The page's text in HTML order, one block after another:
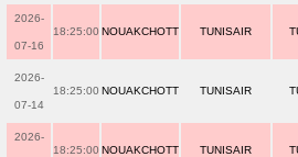
2026-
07-16
18:25:00 NOUAKCHOTT TUNISAIR
2026-
07-14
18:25:00 NOUAKCHOTT TUNISAIR
2026-
18:25:00 NOUAKCHOTT TUNISAIR